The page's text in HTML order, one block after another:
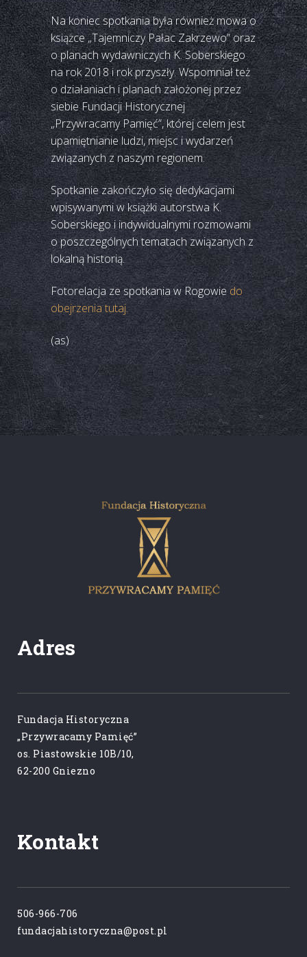
Na koniec spotkania była również mowa o
książce „Tajemniczy Pałac Zakrzewo” oraz
o planach wydawniczych K. Soberskiego
na rok 2018 i rok przyszły. Wspomniał też
o działaniach i planach założonej przez
siebie Fundacji Historycznej
„Przywracamy Pamięć”, której celem jest
upamiętnianie ludzi, miejsc i wydarzeń
związanych z naszym regionem.
Spotkanie zakończyło się dedykacjami
wpisywanymi w książki autorstwa K.
Soberskiego i indywidualnymi rozmowami
o poszczególnych tematach związanych z
lokalną historią.
Fotorelacja ze spotkania w Rogowie do
obejrzenia tutaj.
(as)
Adres
Fundacja Historyczna
„Przywracamy Pamięć”
os. Piastowskie 10B/10,
62-200 Gniezno
Kontakt
506-966-706
fundacjahistoryczna@post.pl